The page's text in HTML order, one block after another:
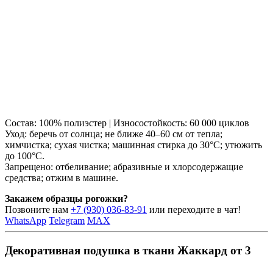
Состав: 100% полиэстер | Износостойкость: 60 000 циклов
Уход: беречь от солнца; не ближе 40–60 см от тепла;
химчистка; сухая чистка; машинная стирка до 30°C; утюжить
до 100°C.
Запрещено: отбеливание; абразивные и хлорсодержащие
средства; отжим в машине.
Закажем образцы рогожки?
Позвоните нам +7 (930) 036-83-91 или переходите в чат!
WhatsApp Telegram MAX
Декоративная подушка в ткани Жаккард от 3